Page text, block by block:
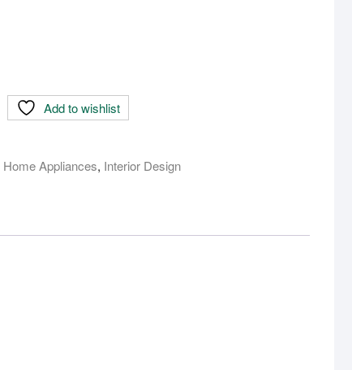
Add to wishlist
Home Appliances, Interior Design